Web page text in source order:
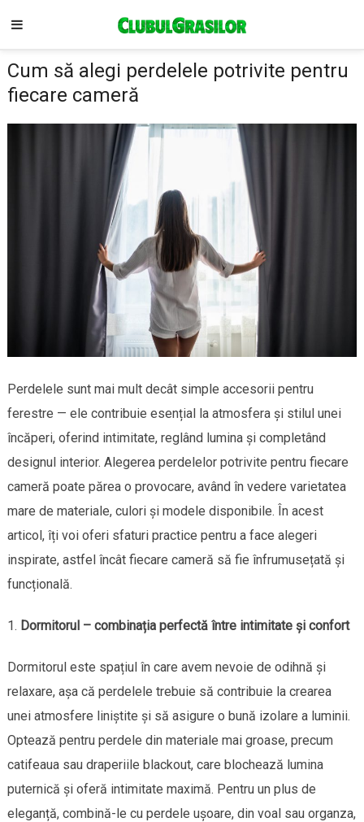
Cum să alegi perdelele potrivite pentru
fiecare cameră
Perdelele sunt mai mult decât simple accesorii pentru
ferestre — ele contribuie esențial la atmosfera și stilul unei
încăperi, oferind intimitate, reglând lumina și completând
designul interior. Alegerea perdelelor potrivite pentru fiecare
cameră poate părea o provocare, având în vedere varietatea
mare de materiale, culori și modele disponibile. În acest
articol, îți voi oferi sfaturi practice pentru a face alegeri
inspirate, astfel încât fiecare cameră să fie înfrumusețată și
funcțională.
Dormitorul – combinația perfectă între intimitate și confort
Dormitorul este spațiul în care avem nevoie de odihnă și
relaxare, așa că perdelele trebuie să contribuie la crearea
unei atmosfere liniștite și să asigure o bună izolare a luminii.
Optează pentru perdele din materiale mai groase, precum
catifeaua sau draperiile blackout, care blochează lumina
puternică și oferă intimitate maximă. Pentru un plus de
eleganță, combină-le cu perdele ușoare, din voal sau organza,